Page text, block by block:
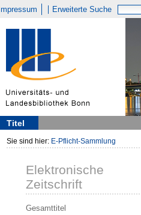
Impressum Erweiterte Suche
Titel
Sie sind hier: E-Pflicht-Sammlung
Elektronische
Zeitschrift
Gesamttitel